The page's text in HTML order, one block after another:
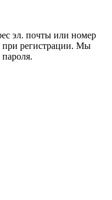
эл. почты или номер
при регистрации. Мы